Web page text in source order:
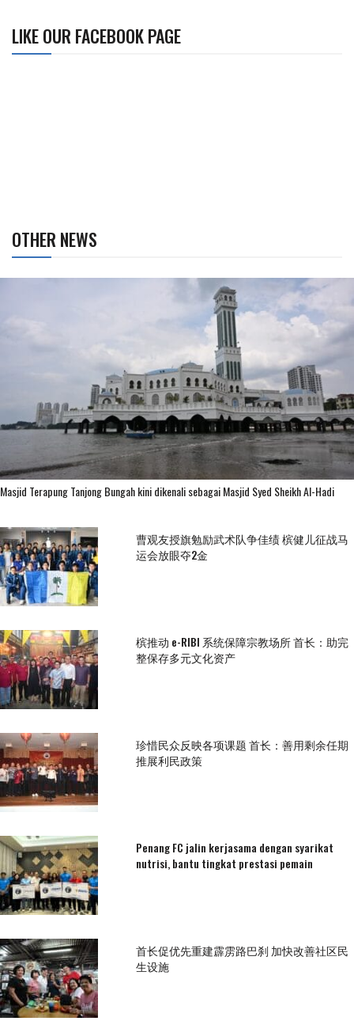
LIKE OUR FACEBOOK PAGE
OTHER NEWS
Masjid Terapung Tanjong Bungah kini dikenali sebagai Masjid Syed Sheikh Al-Hadi
曹观友授旗勉励武术队争佳绩 槟健儿征战马
运会放眼夺2金
槟推动 e-RIBI 系统保障宗教场所 首长：助完
整保存多元文化资产
珍惜民众反映各项课题 首长：善用剩余任期
推展利民政策
Penang FC jalin kerjasama dengan syarikat
nutrisi, bantu tingkat prestasi pemain
首长促优先重建霹雳路巴刹 加快改善社区民
生设施